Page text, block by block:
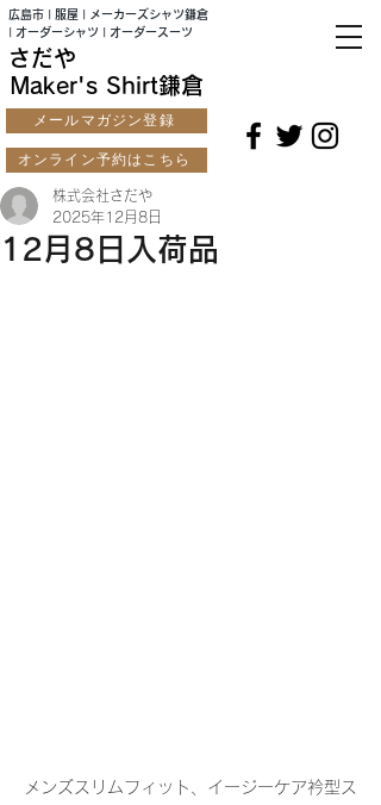
さだや
オンライン予約はこちら
メールマガジン登録
Maker's Shirt鎌倉
広島市 | 服屋 | メーカーズシャツ鎌倉
| オーダーシャツ | オーダースーツ
12月8日入荷品
株式会社さだや
2025年12月8日
メンズスリムフィット、イージーケア衿型ス